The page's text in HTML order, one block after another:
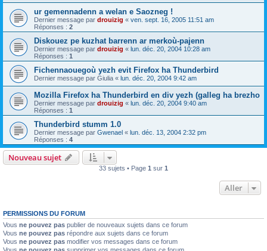
ur gemennadenn a welan e Saozneg !
Dernier message par drouizig « ven. sept. 16, 2005 11:51 am
Réponses : 2
Diskouez pe kuzhat barrenn ar merkoù-pajenn
Dernier message par drouizig « lun. déc. 20, 2004 10:28 am
Réponses : 1
Fichennaouegoù yezh evit Firefox ha Thunderbird
Dernier message par Giulia « lun. déc. 20, 2004 9:42 am
Mozilla Firefox ha Thunderbird en div yezh (galleg ha brezho
Dernier message par drouizig « lun. déc. 20, 2004 9:40 am
Réponses : 1
Thunderbird stumm 1.0
Dernier message par Gwenael « lun. déc. 13, 2004 2:32 pm
Réponses : 4
Nouveau sujet
33 sujets • Page 1 sur 1
Aller
PERMISSIONS DU FORUM
Vous ne pouvez pas publier de nouveaux sujets dans ce forum
Vous ne pouvez pas répondre aux sujets dans ce forum
Vous ne pouvez pas modifier vos messages dans ce forum